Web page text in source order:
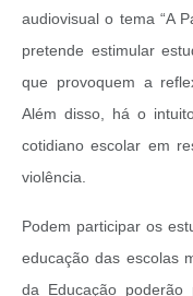
audiovisual o tema “A
pretende estimular
que provoquem a
Além disso, há o
cotidiano escolar em
violência.
Podem participar os
educação das escolas
da Educação poderão